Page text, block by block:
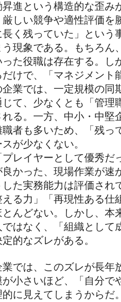
進という構造的な歪み
しい競争や適性評価を
長く残っていた」という
現象である。もちろん
た役職は存在する。し
けで、「マネジメント
業では、一定規模の同
て、少なくとも「管理
る。一方、中小・中堅
職者も多いため、「残っ
が少なくない。
レイヤーとして優秀だ
かった、現場作業が速
た実務能力は評価され
る力」「再現性ある仕
んどない。しかし、本
はなく、「組織として
的なズレがある。
では、このズレが長年
小さいほど、「自分で
に見えてしまうからだ